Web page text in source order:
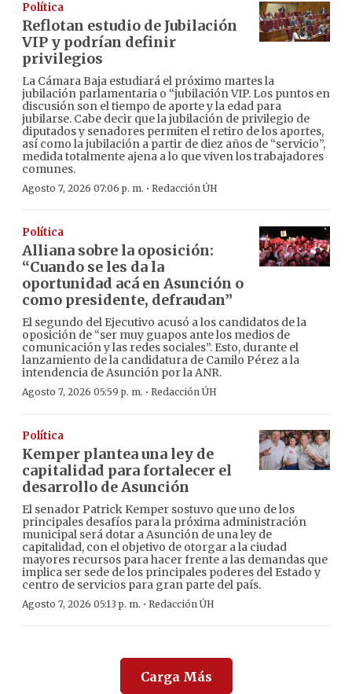
Política
Reflotan estudio de Jubilación
VIP y podrían definir
privilegios
La Cámara Baja estudiará el próximo martes la
jubilación parlamentaria o “jubilación VIP. Los puntos en
discusión son el tiempo de aporte y la edad para
jubilarse. Cabe decir que la jubilación de privilegio de
diputados y senadores permiten el retiro de los aportes,
así como la jubilación a partir de diez años de “servicio”,
medida totalmente ajena a lo que viven los trabajadores
comunes.
Agosto 7, 2026 07:06 p. m. · Redacción ÚH
Política
Alliana sobre la oposición:
“Cuando se les da la
oportunidad acá en Asunción o
como presidente, defraudan”
El segundo del Ejecutivo acusó a los candidatos de la
oposición de “ser muy guapos ante los medios de
comunicación y las redes sociales”. Esto, durante el
lanzamiento de la candidatura de Camilo Pérez a la
intendencia de Asunción por la ANR.
Agosto 7, 2026 05:59 p. m. · Redacción ÚH
Política
Kemper plantea una ley de
capitalidad para fortalecer el
desarrollo de Asunción
El senador Patrick Kemper sostuvo que uno de los
principales desafíos para la próxima administración
municipal será dotar a Asunción de una ley de
capitalidad, con el objetivo de otorgar a la ciudad
mayores recursos para hacer frente a las demandas que
implica ser sede de los principales poderes del Estado y
centro de servicios para gran parte del país.
Agosto 7, 2026 05:13 p. m. · Redacción ÚH
Carga Más